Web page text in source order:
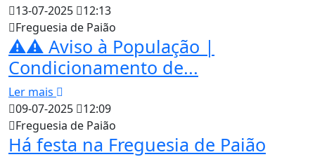
13-07-2025
12:13
Freguesia de Paião
⚠️⚠️ Aviso à População |
Condicionamento de...
Ler mais
09-07-2025
12:09
Freguesia de Paião
Há festa na Freguesia de Paião